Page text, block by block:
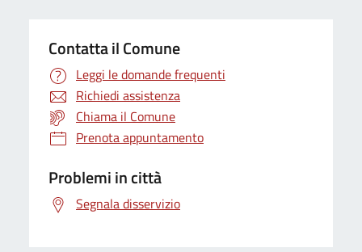
Contatta il Comune
Leggi le domande frequenti
Richiedi assistenza
Chiama il Comune
Prenota appuntamento
Problemi in città
Segnala disservizio